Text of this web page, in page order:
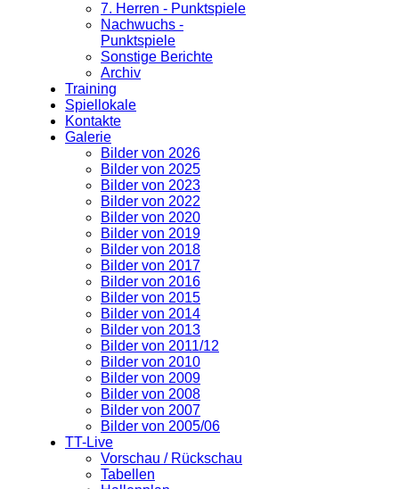
7. Herren - Punktspiele
Nachwuchs -
Punktspiele
Sonstige Berichte
Archiv
Training
Spiellokale
Kontakte
Galerie
Bilder von 2026
Bilder von 2025
Bilder von 2023
Bilder von 2022
Bilder von 2020
Bilder von 2019
Bilder von 2018
Bilder von 2017
Bilder von 2016
Bilder von 2015
Bilder von 2014
Bilder von 2013
Bilder von 2011/12
Bilder von 2010
Bilder von 2009
Bilder von 2008
Bilder von 2007
Bilder von 2005/06
TT-Live
Vorschau / Rückschau
Tabellen